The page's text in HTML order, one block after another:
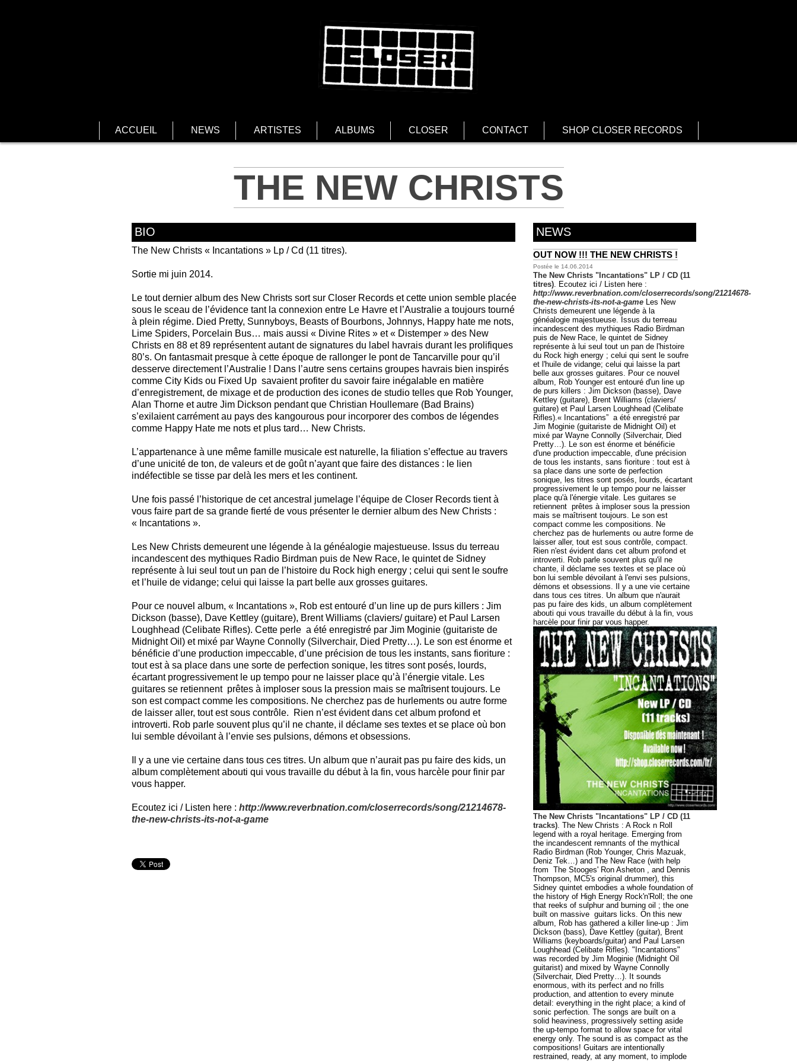
ACCUEIL NEWS ARTISTES ALBUMS CLOSER CONTACT SHOP CLOSER RECORDS
THE NEW CHRISTS
BIO
The New Christs « Incantations » Lp / Cd (11 titres).
Sortie mi juin 2014.
Le tout dernier album des New Christs sort sur Closer Records et cette union semble placée
sous le sceau de l’évidence tant la connexion entre Le Havre et l’Australie a toujours tourné
à plein régime. Died Pretty, Sunnyboys, Beasts of Bourbons, Johnnys, Happy hate me nots,
Lime Spiders, Porcelain Bus… mais aussi « Divine Rites » et « Distemper » des New
Christs en 88 et 89 représentent autant de signatures du label havrais durant les prolifiques
80’s. On fantasmait presque à cette époque de rallonger le pont de Tancarville pour qu’il
desserve directement l’Australie ! Dans l’autre sens certains groupes havrais bien inspirés
comme City Kids ou Fixed Up savaient profiter du savoir faire inégalable en matière
d’enregistrement, de mixage et de production des icones de studio telles que Rob Younger,
Alan Thorne et autre Jim Dickson pendant que Christian Houllemare (Bad Brains)
s’exilaient carrément au pays des kangourous pour incorporer des combos de légendes
comme Happy Hate me nots et plus tard… New Christs.
L’appartenance à une même famille musicale est naturelle, la filiation s’effectue au travers
d’une unicité de ton, de valeurs et de goût n’ayant que faire des distances : le lien
indéfectible se tisse par delà les mers et les continent.
Une fois passé l’historique de cet ancestral jumelage l’équipe de Closer Records tient à
vous faire part de sa grande fierté de vous présenter le dernier album des New Christs :
« Incantations ».
Les New Christs demeurent une légende à la généalogie majestueuse. Issus du terreau
incandescent des mythiques Radio Birdman puis de New Race, le quintet de Sidney
représente à lui seul tout un pan de l’histoire du Rock high energy ; celui qui sent le soufre
et l’huile de vidange; celui qui laisse la part belle aux grosses guitares.
Pour ce nouvel album, « Incantations », Rob est entouré d’un line up de purs killers : Jim
Dickson (basse), Dave Kettley (guitare), Brent Williams (claviers/ guitare) et Paul Larsen
Loughhead (Celibate Rifles). Cette perle a été enregistré par Jim Moginie (guitariste de
Midnight Oil) et mixé par Wayne Connolly (Silverchair, Died Pretty…). Le son est énorme et
bénéficie d’une production impeccable, d’une précision de tous les instants, sans fioriture :
tout est à sa place dans une sorte de perfection sonique, les titres sont posés, lourds,
écartant progressivement le up tempo pour ne laisser place qu’à l’énergie vitale. Les
guitares se retiennent prêtes à imploser sous la pression mais se maîtrisent toujours. Le
son est compact comme les compositions. Ne cherchez pas de hurlements ou autre forme
de laisser aller, tout est sous contrôle. Rien n’est évident dans cet album profond et
introverti. Rob parle souvent plus qu’il ne chante, il déclame ses textes et se place où bon
lui semble dévoilant à l’envie ses pulsions, démons et obsessions.
Il y a une vie certaine dans tous ces titres. Un album que n’aurait pas pu faire des kids, un
album complètement abouti qui vous travaille du début à la fin, vous harcèle pour finir par
vous happer.
Ecoutez ici / Listen here : http://www.reverbnation.com/closerrecords/song/21214678-
the-new-christs-its-not-a-game
NEWS
OUT NOW !!! THE NEW CHRISTS !
Postée le 14.06.2014
The New Christs "Incantations" LP / CD (11
titres). Ecoutez ici / Listen here :
http://www.reverbnation.com/closerrecords/song/21214678-
the-new-christs-its-not-a-game Les New
Christs demeurent une légende à la
généalogie majestueuse. Issus du terreau
incandescent des mythiques Radio Birdman
puis de New Race, le quintet de Sidney
représente à lui seul tout un pan de l'histoire
du Rock high energy ; celui qui sent le soufre
et l'huile de vidange; celui qui laisse la part
belle aux grosses guitares. Pour ce nouvel
album, Rob Younger est entouré d'un line up
de purs killers : Jim Dickson (basse), Dave
Kettley (guitare), Brent Williams (claviers/
guitare) et Paul Larsen Loughhead (Celibate
Rifles).« Incantations” a été enregistré par
Jim Moginie (guitariste de Midnight Oil) et
mixé par Wayne Connolly (Silverchair, Died
Pretty…). Le son est énorme et bénéficie
d'une production impeccable, d'une précision
de tous les instants, sans fioriture : tout est à
sa place dans une sorte de perfection
sonique, les titres sont posés, lourds, écartant
progressivement le up tempo pour ne laisser
place qu'à l'énergie vitale. Les guitares se
retiennent prêtes à imploser sous la pression
mais se maîtrisent toujours. Le son est
compact comme les compositions. Ne
cherchez pas de hurlements ou autre forme de
laisser aller, tout est sous contrôle, compact.
Rien n'est évident dans cet album profond et
introverti. Rob parle souvent plus qu'il ne
chante, il déclame ses textes et se place où
bon lui semble dévoilant à l'envi ses pulsions,
démons et obsessions. Il y a une vie certaine
dans tous ces titres. Un album que n'aurait
pas pu faire des kids, un album complètement
abouti qui vous travaille du début à la fin, vous
harcèle pour finir par vous happer.
The New Christs "Incantations" LP / CD (11
tracks). The New Christs : A Rock n Roll
legend with a royal heritage. Emerging from
the incandescent remnants of the mythical
Radio Birdman (Rob Younger, Chris Mazuak,
Deniz Tek…) and The New Race (with help
from The Stooges' Ron Asheton , and Dennis
Thompson, MC5's original drummer), this
Sidney quintet embodies a whole foundation of
the history of High Energy Rock'n'Roll; the one
that reeks of sulphur and burning oil ; the one
built on massive guitars licks. On this new
album, Rob has gathered a killer line-up : Jim
Dickson (bass), Dave Kettley (guitar), Brent
Williams (keyboards/guitar) and Paul Larsen
Loughhead (Celibate Rifles). "Incantations"
was recorded by Jim Moginie (Midnight Oil
guitarist) and mixed by Wayne Connolly
(Silverchair, Died Pretty…). It sounds
enormous, with its perfect and no frills
production, and attention to every minute
detail: everything in the right place; a kind of
sonic perfection. The songs are built on a
solid heaviness, progressively setting aside
the up-tempo format to allow space for vital
energy only. The sound is as compact as the
compositions! Guitars are intentionally
restrained, ready, at any moment, to implode